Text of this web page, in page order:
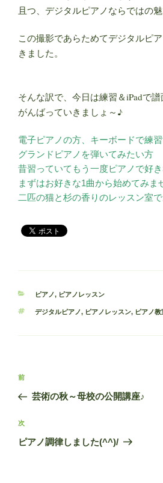
且つ、デジタルピアノならではの
この撮影であらためてデジタルピ
きました。
そんな訳で、今日は練習＆iPadで譜
がんばっていきましょ～♪
電子ピアノの方、キーボードで練
グランドピアノを弾いてみたい方
昔習っていてもう一度ピアノで好
まずはお好きな1曲から始めてみま
二匹の猫と杉の香りのレッスン室
カ
ゴ
ー
ピアノ, ピアノレッスン
タ
デジタルピアノ, ピアノレッスン, ピアノ教
投
ビ
ゲ
過
去
投
稿
前
芸術の秋～母校の公開講座♪
次
の
次
ピアノ調律しました(^^)/